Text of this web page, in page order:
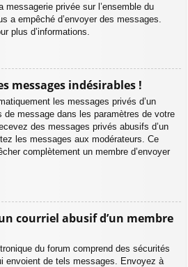
messagerie privée sur l’ensemble du
a empêché d’envoyer des messages.
plus d’informations.
messages indésirables !
les messages privés d’un
message dans les paramètres de votre
des messages privés abusifs d’un
les messages aux modérateurs. Ce
complètement un membre d’envoyer
courriel abusif d’un membre
du forum comprend des sécurités
envoient de tels messages. Envoyez à